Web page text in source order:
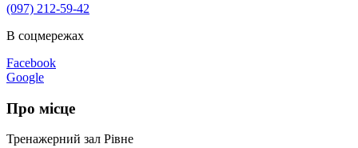
(097) 212-59-42
В соцмережах
Facebook
Google
Про місце
Тренажерний зал Рівне